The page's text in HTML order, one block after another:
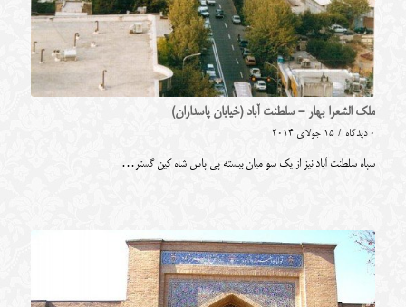
ملک الشعرا بهار - سلطنت آباد (خیابان پاسداران)
0 دیدگاه / 15 جولای 2014
سپاه سلطنت آباد نیز از یک سو میان ببسته پی پاس شاه کین گستر…